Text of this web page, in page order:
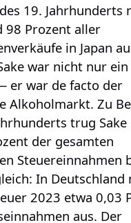
19. Jahrhunderts
98 Prozent aller
in Japan
war nicht nur ein
er war de facto der
Alkoholmarkt. Zu
trug
der gesamten
Steuereinnahmen
In Deutschland
2023 etwa 0,03
aus. Der